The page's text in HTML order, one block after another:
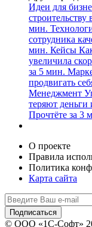
Идеи для
мин.
сотрудника
мин. Кейсы
увеличила
за 5 мин.
продвигать
Менеджмент
теряют деньги
Прочтёте за 3
О проекте
Правила
Политика
Карта сайта
© ООО «1С-Софт»